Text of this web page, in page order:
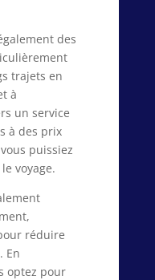
des
trajets en
à
un service
à des prix
puissiez
voyage.
réduire
En
optez pour